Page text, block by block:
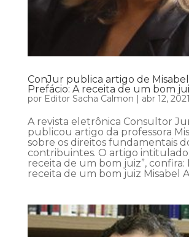
ConJur publica artigo de
Prefácio: A receita de um bom
por Editor Sacha Calmon | abr 12, 2021
A revista eletrônica Consultor
publicou artigo da professora
sobre os direitos fundamentais
contribuintes. O artigo intitulado
receita de um bom juiz”, confira:
receita de um bom juiz Misabel